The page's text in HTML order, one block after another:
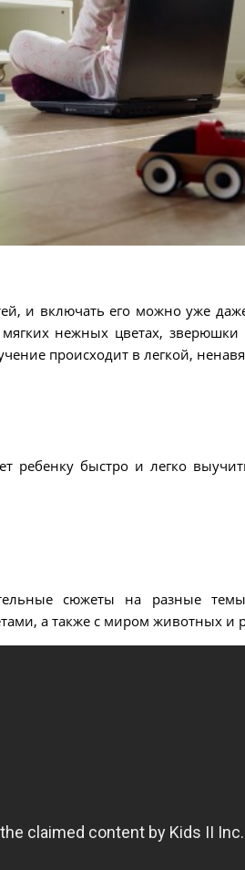
и включать его можно уже
нежных цветах, зверюшки
происходит в легкой,
быстро и легко
сюжеты на разные
а также с миром животных и